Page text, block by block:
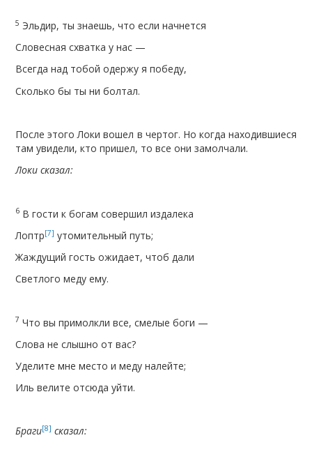
5 Эльдир, ты знаешь, что если начнется
Словесная схватка у нас —
Всегда над тобой одержу я победу,
Сколько бы ты ни болтал.
После этого Локи вошел в чертог. Но когда находившиеся
там увидели, кто пришел, то все они замолчали.
Локи сказал:
6 В гости к богам совершил издалека
Лоптр[7] утомительный путь;
Жаждущий гость ожидает, чтоб дали
Светлого меду ему.
7 Что вы примолкли все, смелые боги —
Слова не слышно от вас?
Уделите мне место и меду налейте;
Иль велите отсюда уйти.
Браги[8] сказал: